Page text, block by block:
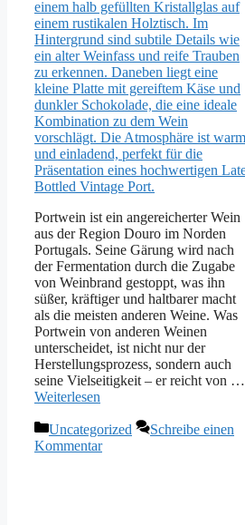
Portwein ist ein angereicherter Wein
aus der Region Douro im Norden
Portugals. Seine Gärung wird nach
der Fermentation durch die Zugabe
von Weinbrand gestoppt, was ihn
süßer, kräftiger und haltbarer macht
als die meisten anderen Weine. Was
Portwein von anderen Weinen
unterscheidet, ist nicht nur der
Herstellungsprozess, sondern auch
seine Vielseitigkeit – er reicht von …
Weiterlesen
Kategorien
Uncategorized
Schreibe einen
Kommentar